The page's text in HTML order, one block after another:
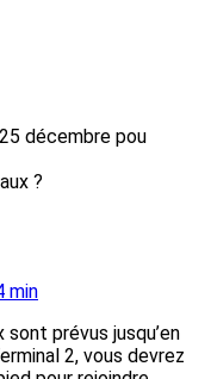
décembre pou
?
min
sont prévus jusqu’en
2, vous devrez